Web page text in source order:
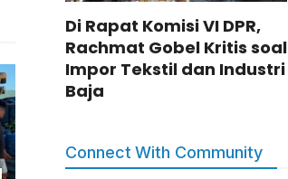
Di Rapat Komisi VI DPR,
Rachmat Gobel Kritis soal
Impor Tekstil dan Industri
Baja
Connect With Community